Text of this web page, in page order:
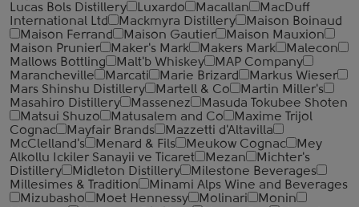
Lucas Bols Distillery
Luxardo Macallan
MacDuff
International Ltd
Mackmyra Distillery
Maison Boinaud
Maison Ferrand
Maison Gautier
Maison Mauxion
Maison Prunier
Maker's Mark Makers Mark
Malecon
Mallows Bottling
Malt'b Whiskey
MAP Company
Marancheville
Marcati Marie Brizard
Markus Wieser
Mars Shinshu Distillery
Martell & Co
Martin Miller's
Masahiro Distillery
Massenez
Masuda Tokubee Shoten
Matsui Shuzo
Matusalem and Co
Maxime Trijol
Cognac
Mayfair Brands
Mazzetti d'Altavilla
McClelland's
Menard & Fils Meukow Cognac
Mey
Alkollu Ickiler Sanayii ve Ticaret
Mezan
Michter's
Distillery
Midleton Distillery
Milestone Beverages
Millesimes & Tradition
Minami Alps Wine and Beverages
Mizubasho
Moet Hennessy Molinari
Monin